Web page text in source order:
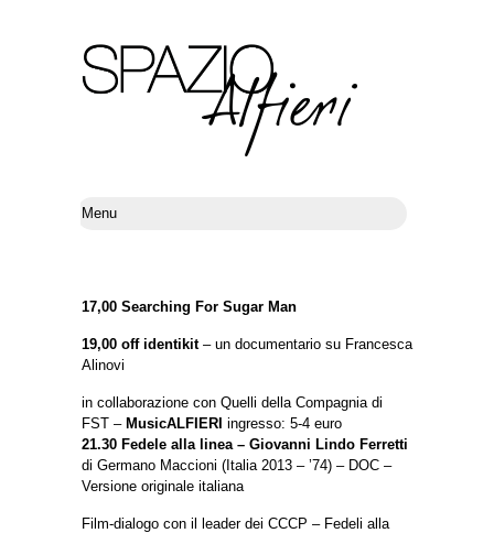
17,00 Searching For Sugar Man
19,00 off identikit– un documentario su Francesca
Alinovi
in collaborazione con Quelli della Compagnia di
FST – MusicALFIERI ingresso: 5-4 euro
21.30 Fedele alla linea – Giovanni Lindo Ferretti
di Germano Maccioni (Italia 2013 – ’74) – DOC –
Versione originale italiana
Film-dialogo con il leader dei CCCP – Fedeli alla